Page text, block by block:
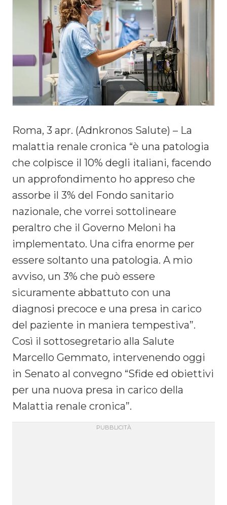
Roma, 3 apr. (Adnkronos Salute) – La
malattia renale cronica “è una patologia
che colpisce il 10% degli italiani, facendo
un approfondimento ho appreso che
assorbe il 3% del Fondo sanitario
nazionale, che vorrei sottolineare
peraltro che il Governo Meloni ha
implementato. Una cifra enorme per
essere soltanto una patologia. A mio
avviso, un 3% che può essere
sicuramente abbattuto con una
diagnosi precoce e una presa in carico
del paziente in maniera tempestiva”.
Così il sottosegretario alla Salute
Marcello Gemmato, intervenendo oggi
in Senato al convegno “Sfide ed obiettivi
per una nuova presa in carico della
Malattia renale cronica”.